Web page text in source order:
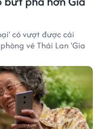
có vượt được cái
vé Thái Lan 'Gia